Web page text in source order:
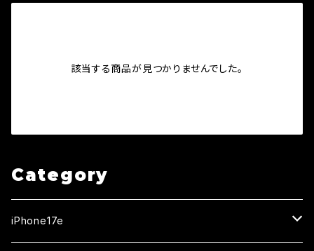
該当する商品が見つかりませんでした。
Category
iPhone17e